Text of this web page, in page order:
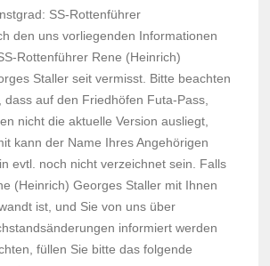
SS-Rottenführer
den uns vorliegenden Informationen
Rottenführer Rene (Heinrich)
Staller seit vermisst. Bitte beachten
dass auf den Friedhöfen Futa-Pass,
nicht die aktuelle Version ausliegt,
kann der Name Ihres Angehörigen
evtl. noch nicht verzeichnet sein. Falls
(Heinrich) Georges Staller mit Ihnen
ist, und Sie von uns über
informiert werden
füllen Sie bitte das folgende